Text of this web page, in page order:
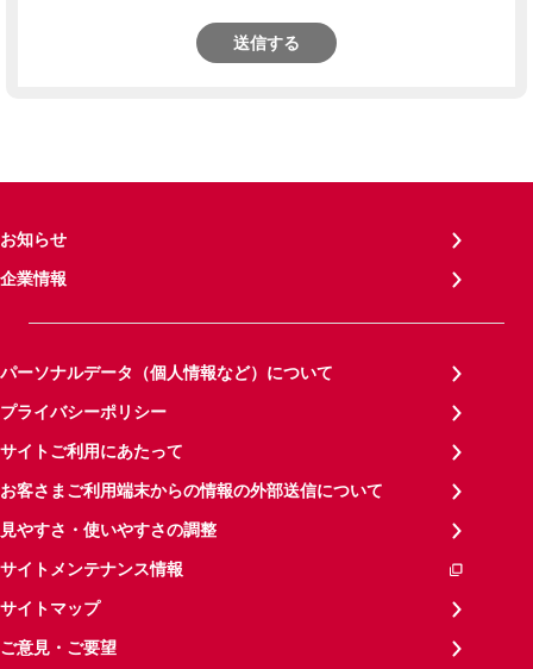
送信する
お知らせ
企業情報
パーソナルデータ（個人情報など）について
プライバシーポリシー
サイトご利用にあたって
お客さまご利用端末からの情報の外部送信について
見やすさ・使いやすさの調整
サイトメンテナンス情報
サイトマップ
ご意見・ご要望